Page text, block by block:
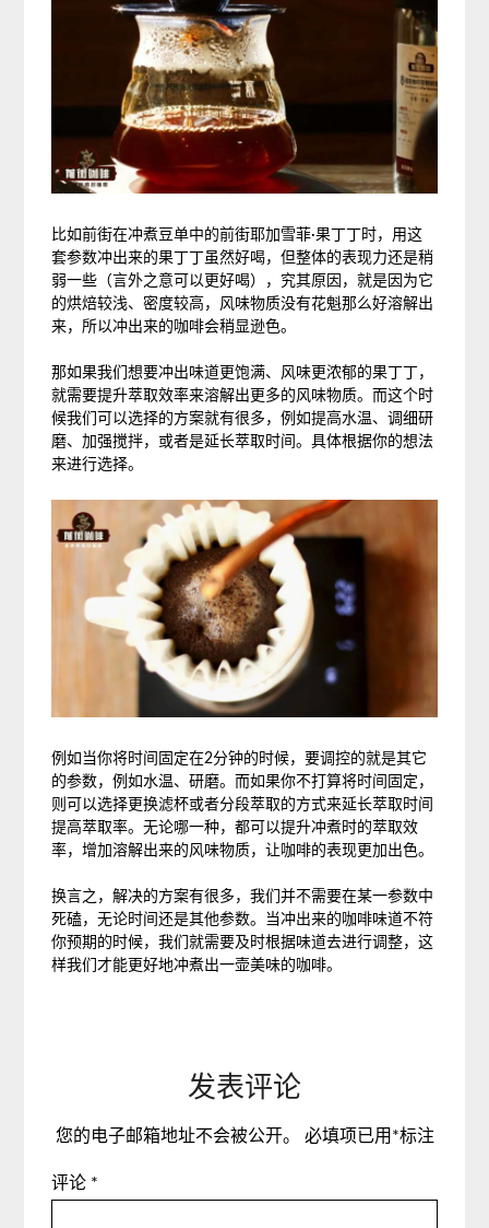
比如前街在冲煮豆单中的前街耶加雪菲·果丁丁时，用这
套参数冲出来的果丁丁虽然好喝，但整体的表现力还是稍
弱一些（言外之意可以更好喝），究其原因，就是因为它
的烘焙较浅、密度较高，风味物质没有花魁那么好溶解出
来，所以冲出来的咖啡会稍显逊色。
那如果我们想要冲出味道更饱满、风味更浓郁的果丁丁，
就需要提升萃取效率来溶解出更多的风味物质。而这个时
候我们可以选择的方案就有很多，例如提高水温、调细研
磨、加强搅拌，或者是延长萃取时间。具体根据你的想法
来进行选择。
例如当你将时间固定在2分钟的时候，要调控的就是其它
的参数，例如水温、研磨。而如果你不打算将时间固定，
则可以选择更换滤杯或者分段萃取的方式来延长萃取时间
提高萃取率。无论哪一种，都可以提升冲煮时的萃取效
率，增加溶解出来的风味物质，让咖啡的表现更加出色。
换言之，解决的方案有很多，我们并不需要在某一参数中
死磕，无论时间还是其他参数。当冲出来的咖啡味道不符
你预期的时候，我们就需要及时根据味道去进行调整，这
样我们才能更好地冲煮出一壶美味的咖啡。
发表评论
您的电子邮箱地址不会被公开。 必填项已用 *标注
评论 *